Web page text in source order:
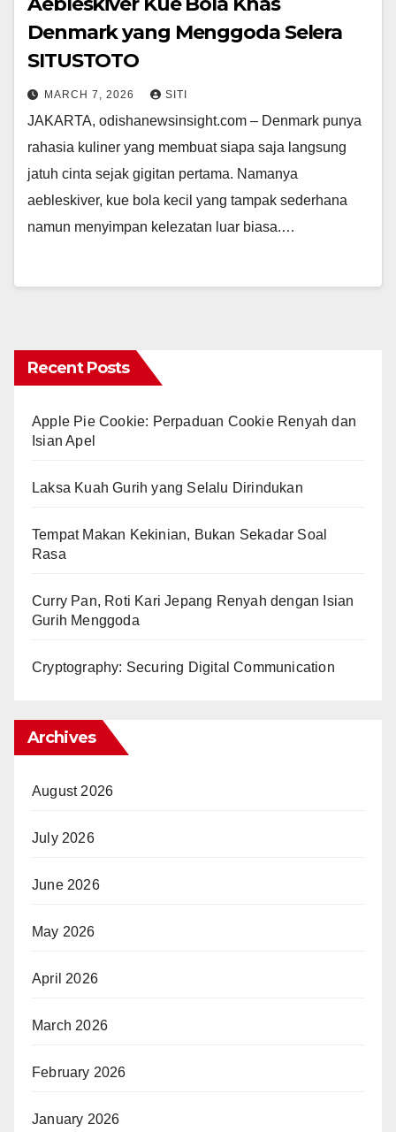
Denmark yang Menggoda Selera
SITUSTOTO
MARCH 7, 2026 SITI
JAKARTA, odishanewsinsight.com – Denmark punya
rahasia kuliner yang membuat siapa saja langsung
jatuh cinta sejak gigitan pertama. Namanya
aebleskiver, kue bola kecil yang tampak sederhana
namun menyimpan kelezatan luar biasa.…
Recent Posts
Apple Pie Cookie: Perpaduan Cookie Renyah dan
Isian Apel
Laksa Kuah Gurih yang Selalu Dirindukan
Tempat Makan Kekinian, Bukan Sekadar Soal
Rasa
Curry Pan, Roti Kari Jepang Renyah dengan Isian
Gurih Menggoda
Cryptography: Securing Digital Communication
Archives
August 2026
July 2026
June 2026
May 2026
April 2026
March 2026
February 2026
January 2026